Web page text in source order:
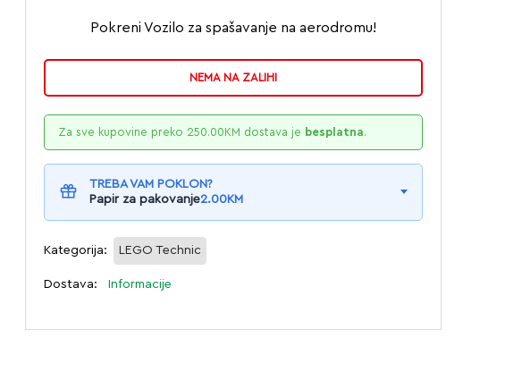
Pokreni Vozilo za spašavanje na aerodromu!
NEMA NA ZALIHI
Za sve kupovine preko 250.00KM dostava je besplatna.
TREBA VAM POKLON?
Papir za pakovanje2.00KM
Kategorija: LEGO Technic
Dostava: Informacije